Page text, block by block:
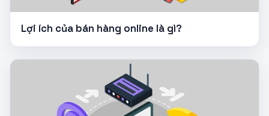
Lợi ích của bán hàng online là gì?